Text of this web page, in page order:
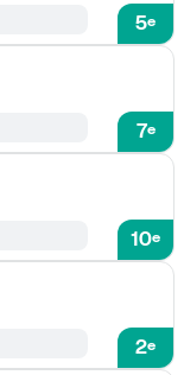
5e
7e
10e
2e